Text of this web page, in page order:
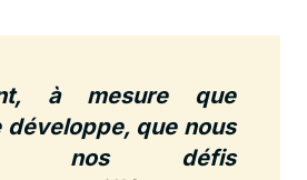
à mesure que
développe, que nous
nos défis